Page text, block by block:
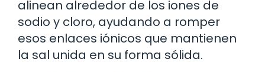
alinean alrededor de los iones de
sodio y cloro, ayudando a romper
esos enlaces iónicos que mantienen
la sal unida en su forma sólida.